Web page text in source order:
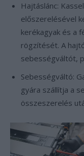
Hajtáslánc:
előszerelésével
kerékagyak és a
rögzítését. A
sebességváltót,
Sebességváltó:
gyára szállítja a
összeszerelés